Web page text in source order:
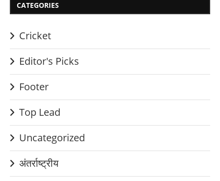
CATEGORIES
Cricket
Editor's Picks
Footer
Top Lead
Uncategorized
अंतर्राष्ट्रीय